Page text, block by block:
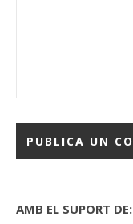
AMB EL SUPORT DE: